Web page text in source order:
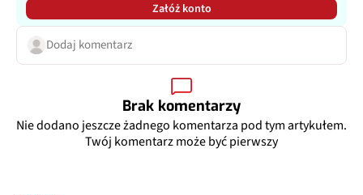
Załóż konto
Dodaj komentarz
Brak komentarzy
Nie dodano jeszcze żadnego komentarza pod tym artykułem.
Twój komentarz może być pierwszy